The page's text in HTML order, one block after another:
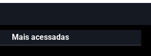
Mais acessadas